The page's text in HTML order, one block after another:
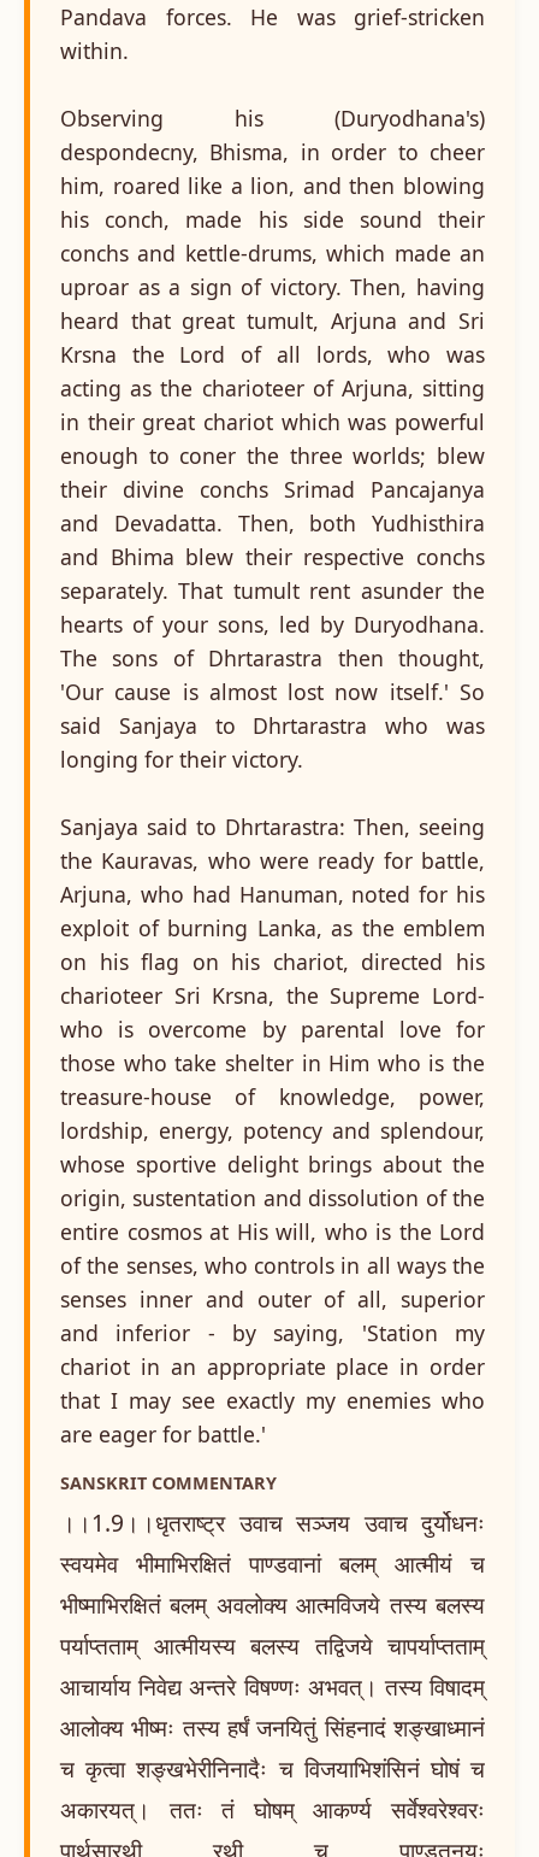
Pandava forces. He was grief-stricken
within.
Observing his (Duryodhana's)
despondecny, Bhisma, in order to cheer
him, roared like a lion, and then blowing
his conch, made his side sound their
conchs and kettle-drums, which made an
uproar as a sign of victory. Then, having
heard that great tumult, Arjuna and Sri
Krsna the Lord of all lords, who was
acting as the charioteer of Arjuna, sitting
in their great chariot which was powerful
enough to coner the three worlds; blew
their divine conchs Srimad Pancajanya
and Devadatta. Then, both Yudhisthira
and Bhima blew their respective conchs
separately. That tumult rent asunder the
hearts of your sons, led by Duryodhana.
The sons of Dhrtarastra then thought,
'Our cause is almost lost now itself.' So
said Sanjaya to Dhrtarastra who was
longing for their victory.
Sanjaya said to Dhrtarastra: Then, seeing
the Kauravas, who were ready for battle,
Arjuna, who had Hanuman, noted for his
exploit of burning Lanka, as the emblem
on his flag on his chariot, directed his
charioteer Sri Krsna, the Supreme Lord-
who is overcome by parental love for
those who take shelter in Him who is the
treasure-house of knowledge, power,
lordship, energy, potency and splendour,
whose sportive delight brings about the
origin, sustentation and dissolution of the
entire cosmos at His will, who is the Lord
of the senses, who controls in all ways the
senses inner and outer of all, superior
and inferior - by saying, 'Station my
chariot in an appropriate place in order
that I may see exactly my enemies who
are eager for battle.'
SANSKRIT COMMENTARY
।।1.9।।धृतराष्ट्र उवाच सञ्जय उवाच दुर्योधनः
स्वयमेव भीमाभिरक्षितं पाण्डवानां बलम् आत्मीयं च
भीष्माभिरक्षितं बलम् अवलोक्य आत्मविजये तस्य बलस्य
पर्याप्तताम् आत्मीयस्य बलस्य तद्विजये चापर्याप्तताम्
आचार्याय निवेद्य अन्तरे विषण्णः अभवत्। तस्य विषादम्
आलोक्य भीष्मः तस्य हर्षं जनयितुं सिंहनादं शङ्खाध्मानं
च कृत्वा शङ्खभेरीनिनादैः च विजयाभिशंसिनं घोषं च
अकारयत्। ततः तं घोषम् आकर्ण्य सर्वेश्वरेश्वरः
पार्थसारथी रथी च पाण्डुतनयः